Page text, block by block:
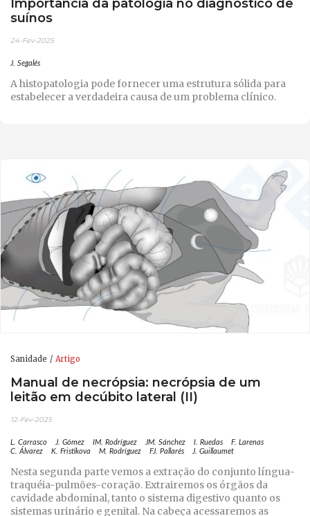
suínos
24-Fev-2025
J. Segalés
A histopatologia pode fornecer uma estrutura sólida para
estabelecer a verdadeira causa de um problema clínico.
Sanidade Artigo
Manual de necrópsia: necrópsia de um
leitão em decúbito lateral (II)
12-Fev-2025
L. Carrasco J. Gómez IM. Rodríguez JM. Sánchez I. Ruedas
F. Larenas
C. Álvarez
K. Fristikova M. Rodríguez FJ. Pallarés J. Guillaumet
Nesta segunda parte vemos a extração do conjunto língua-
traquéia-pulmões-coração. Extrairemos os órgãos da
cavidade abdominal, tanto o sistema digestivo quanto os
sistemas urinário e genital. Na cabeça acessaremos as